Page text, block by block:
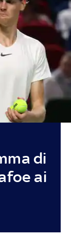
di
ai